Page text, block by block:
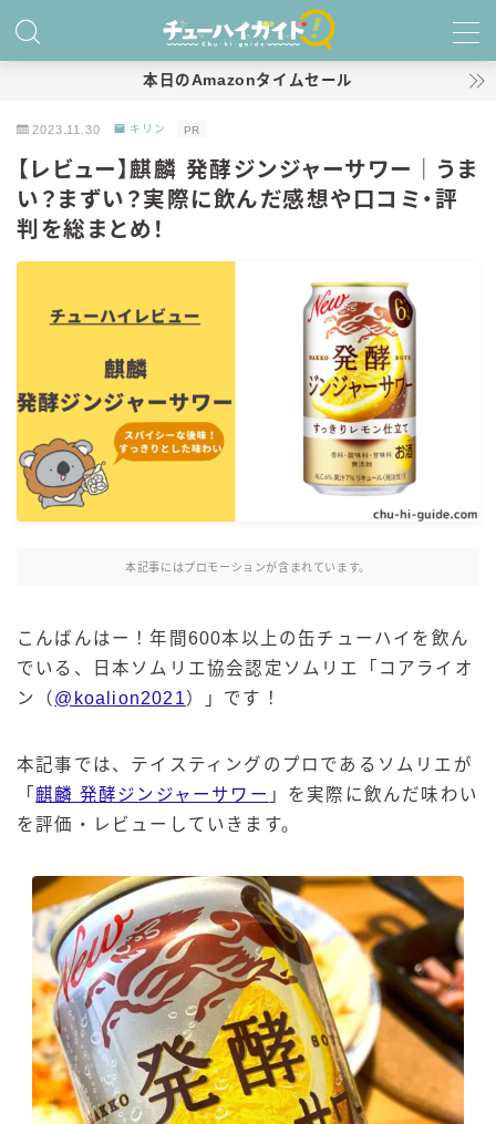
特集！
商品レビュー
氷結
氷結 無糖
氷結 ストロング
麒麟特製サワー
麒麟 発酵サワー
サントリー
ー196℃ ストロングゼロ
ー196℃ ザ・まるごと
CRAFT－196℃
こだわり酒場
BAR Pomum（バー・ポームム）
角ハイボール
トリスハイボール
ジムビームハイボール
GREEN1/2（グリーンハーフ）
鏡月焼酎ハイ
アサヒ
本日のAmazonタイムセール
2023.11.30 キリン PR
【レビュー】麒麟 発酵ジンジャーサワー｜うま
い？まずい？実際に飲んだ感想や口コミ・評
判を総まとめ！
本記事にはプロモーションが含まれています。
こんばんはー！年間600本以上の缶チューハイを飲ん
でいる、日本ソムリエ協会認定ソムリエ「コアライオ
ン（ @koalion2021）」です！
本記事では、テイスティングのプロであるソムリエが
「 麒麟 発酵ジンジャーサワー 」を実際に飲んだ味わい
を評価・レビューしていきます。